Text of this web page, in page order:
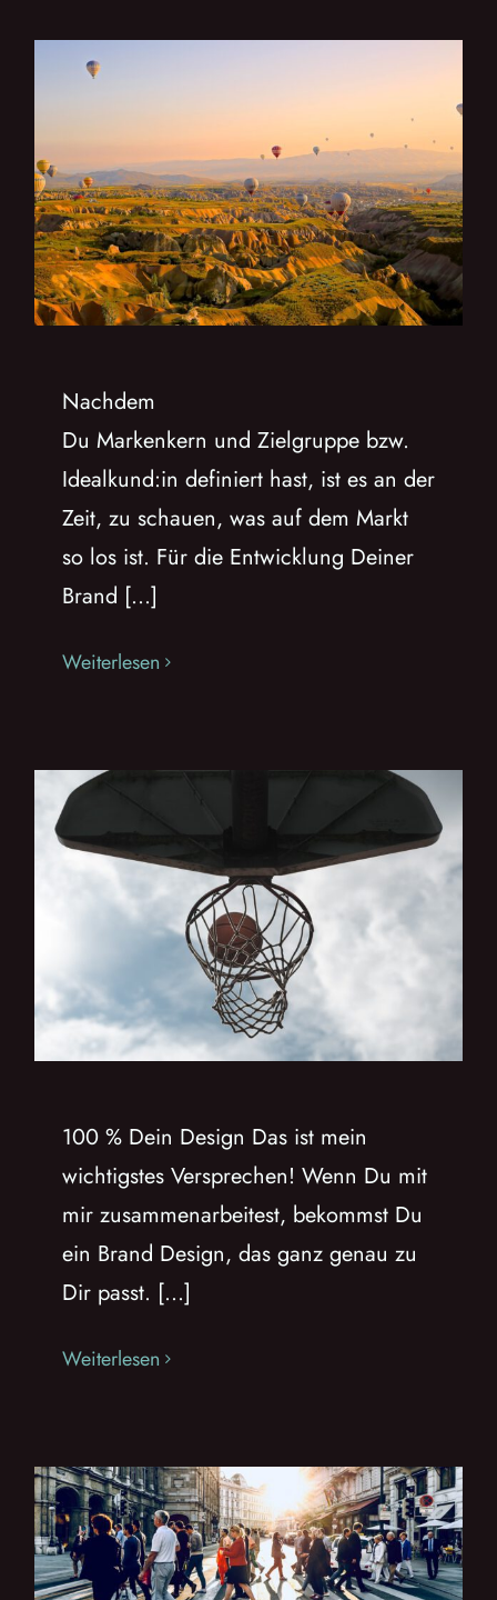
Nachdem
Du Markenkern und Zielgruppe bzw.
Idealkund:in definiert hast, ist es an der
Zeit, zu schauen, was auf dem Markt
so los ist. Für die Entwicklung Deiner
Brand [...]
Weiterlesen
100 % Dein Design Das ist mein
wichtigstes Versprechen! Wenn Du mit
mir zusammenarbeitest, bekommst Du
ein Brand Design, das ganz genau zu
Dir passt. [...]
Weiterlesen